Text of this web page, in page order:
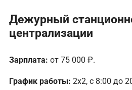
Дежурный
централизации
Зарплата: от 75 000 ₽.
График работы: 2х2, с 8:00 до